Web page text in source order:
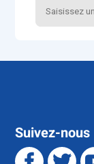
Suivez-nous